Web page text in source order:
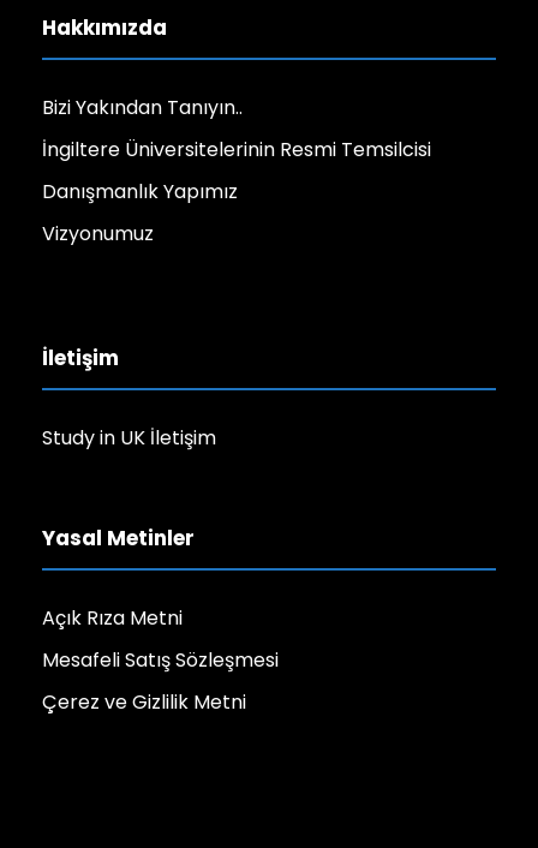
Hakkımızda
Bizi Yakından Tanıyın..
İngiltere Üniversitelerinin Resmi Temsilcisi
Danışmanlık Yapımız
Vizyonumuz
İletişim
Study in UK İletişim
Yasal Metinler
Açık Rıza Metni
Mesafeli Satış Sözleşmesi
Çerez ve Gizlilik Metni